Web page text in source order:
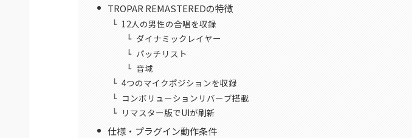
TROPAR REMASTEREDの特徴
12人の男性の合唱を収録
ダイナミックレイヤー
パッチリスト
音域
4つのマイクポジションを収録
コンボリューションリバーブ搭載
リマスター版でUIが刷新
仕様・プラグイン動作条件